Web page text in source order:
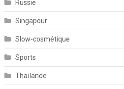
Russie
Singapour
Slow-cosmétique
Sports
Thaïlande